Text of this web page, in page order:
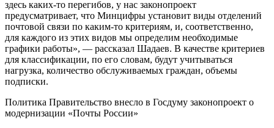
здесь каких-то перегибов, у нас законопроект
предусматривает, что Минцифры установит виды отделений
почтовой связи по каким-то критериям, и, соответственно,
для каждого из этих видов мы определим необходимые
графики работы», — рассказал Шадаев. В качестве критериев
для классификации, по его словам, будут учитываться
нагрузка, количество обслуживаемых граждан, объемы
подписки.
Политика Правительство внесло в Госдуму законопроект о
модернизации «Почты России»